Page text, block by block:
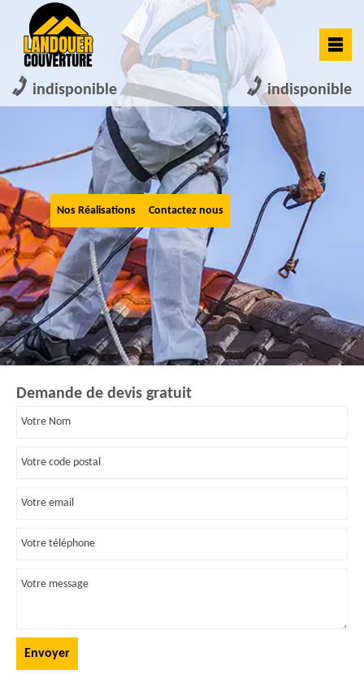
indisponible indisponible
Nos Réalisations Contactez nous
Demande de devis gratuit